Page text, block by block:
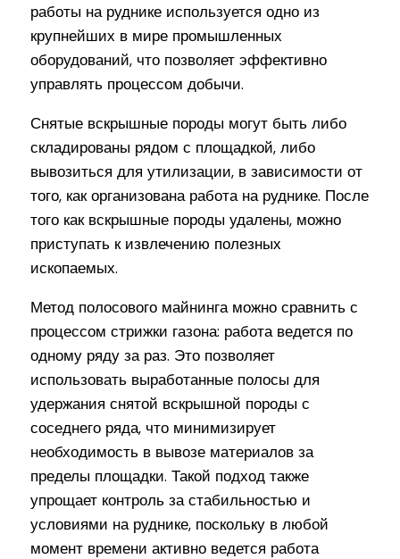
работы на руднике используется одно из
крупнейших в мире промышленных
оборудований, что позволяет эффективно
управлять процессом добычи.
Снятые вскрышные породы могут быть либо
складированы рядом с площадкой, либо
вывозиться для утилизации, в зависимости от
того, как организована работа на руднике. После
того как вскрышные породы удалены, можно
приступать к извлечению полезных
ископаемых.
Метод полосового майнинга можно сравнить с
процессом стрижки газона: работа ведется по
одному ряду за раз. Это позволяет
использовать выработанные полосы для
удержания снятой вскрышной породы с
соседнего ряда, что минимизирует
необходимость в вывозе материалов за
пределы площадки. Такой подход также
упрощает контроль за стабильностью и
условиями на руднике, поскольку в любой
момент времени активно ведется работа